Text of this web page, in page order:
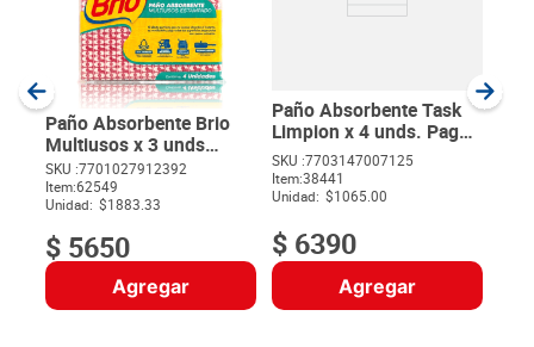
Paño Absorbente Brio
Multiusos x 3 unds
pague 3 lleve 4
SKU :7701027912392
Item:62549
Unidad: $1883.33
$ 5650
Agregar
Paño Absorbente Task
Limpion x 4 unds. Pague
4. Lleve 6 unds
SKU :7703147007125
Item:38441
Unidad: $1065.00
$ 6390
Agregar